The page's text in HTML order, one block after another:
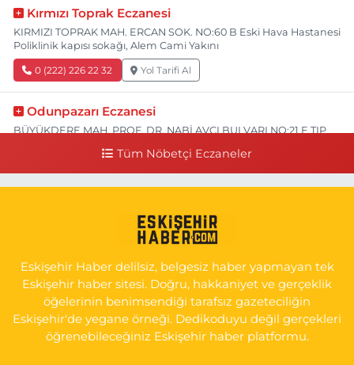
Kırmızı Toprak Eczanesi
KIRMIZI TOPRAK MAH. ERCAN SOK. NO:60 B Eski Hava Hastanesi
Poliklinik kapısı sokağı, Alem Cami Yakını
0 (222) 226 22 32 Yol Tarifi Al
Odunpazarı Eczanesi
BÜYÜKDERE MAH. PROF. DR. NABİ AVCI BULVARI NO:21 E TIP
YENİDOĞAN MH.ŞEHİT SERKAN ÖZAYDIN CD.8 B ESKİ DEVLET
0 (222) 237 75 17 Yol Tarifi Al
Tüm Nöbetçi Eczaneler
Eskişehir Haber delilsiz, belgesiz haber yapmayan tek
Eskişehir haber sitesi. Doğru, hakkaniyet ve gerçeklik
öğelerinin benimsendiği tarafsız gazeteciliğin
Eskişehir'de yegane örneği. Dedikoduyu değil gerçekleri
öğrenebileceğiniz Eskişehir haber platformu.